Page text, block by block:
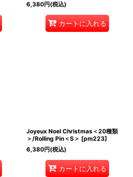
6,380円(税込)
カートに入れる
Joyeux Noel Christmas＜20種類
＞/Rolling Pin＜S＞ [pm223]
6,380円(税込)
カートに入れる